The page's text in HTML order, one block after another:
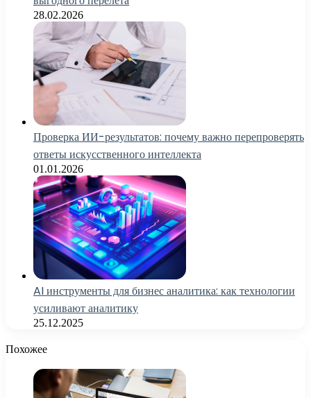
28.02.2026
Проверка ИИ-результатов: почему важно перепроверять
ответы искусственного интеллекта
01.01.2026
AI инструменты для бизнес аналитика: как технологии
усиливают аналитику
25.12.2025
Похожее